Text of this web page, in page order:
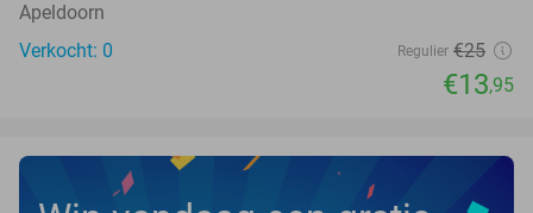
Apeldoorn
Verkocht: 0
Regulier €25
€13,95